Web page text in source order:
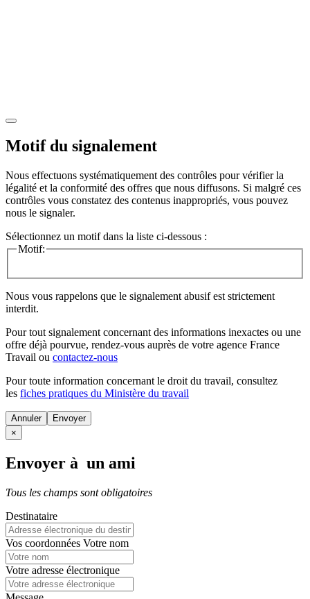
Motif du signalement
Nous effectuons systématiquement des contrôles pour vérifier la
légalité et la conformité des offres que nous diffusons. Si malgré ces
contrôles vous constatez des contenus inappropriés, vous pouvez
nous le signaler.
Sélectionnez un motif dans la liste ci-dessous :
Motif:
Nous vous rappelons que le signalement abusif est strictement
interdit.
Pour tout signalement concernant des informations inexactes ou une
offre déjà pourvue, rendez-vous auprès de votre agence France
Travail ou contactez-nous
Pour toute information concernant le droit du travail, consultez
les fiches pratiques du Ministère du travail
Annuler
×
Envoyer à un ami
Tous les champs sont obligatoires
Destinataire
Vos coordonnées Votre nom
Votre adresse électronique